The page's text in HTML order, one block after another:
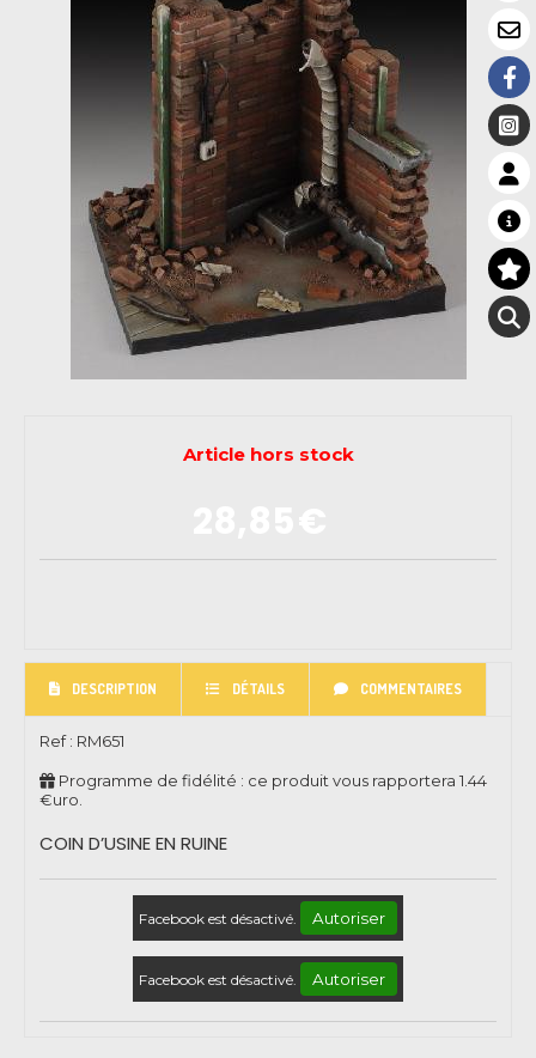
Article hors stock
DESCRIPTION DÉTAILS COMMENTAIRES
Ref : RM651
Programme de fidélité : ce produit vous rapportera 1.44
€uro.
COIN D’USINE EN RUINE
Facebook est désactivé. Autoriser
Facebook est désactivé. Autoriser